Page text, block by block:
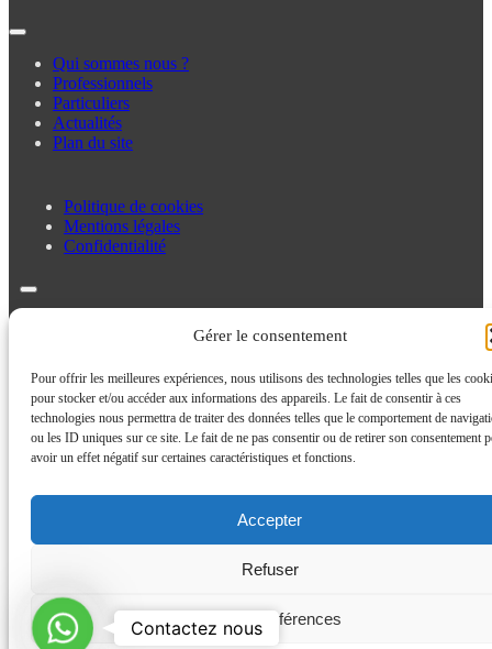
Gérer le consentement
Pour offrir les meilleures expériences, nous utilisons des technologies telles que les
pour stocker et/ou accéder aux informations des appareils. Le fait de consentir à ces
technologies nous permettra de traiter des données telles que le comportement de
ou les ID uniques sur ce site. Le fait de ne pas consentir ou de retirer son consentement
avoir un effet négatif sur certaines caractéristiques et fonctions.
Accepter
Refuser
Voir les préférences
Qui sommes nous ?
Professionnels
Particuliers
Actualités
Plan du site
Politique de cookies
Mentions légales
Confidentialité
Contactez
nous
Contactez nous